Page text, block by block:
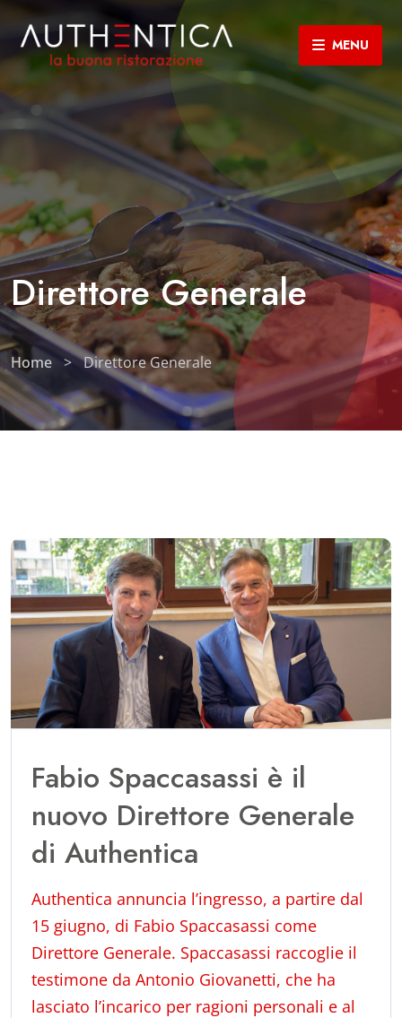
MENU
Direttore Generale
Home > Direttore Generale
Fabio Spaccasassi è il
nuovo Direttore Generale
di Authentica
Authentica annuncia l’ingresso, a partire dal
15 giugno, di Fabio Spaccasassi come
Direttore Generale. Spaccasassi raccoglie il
testimone da Antonio Giovanetti, che ha
lasciato l’incarico per ragioni personali e al